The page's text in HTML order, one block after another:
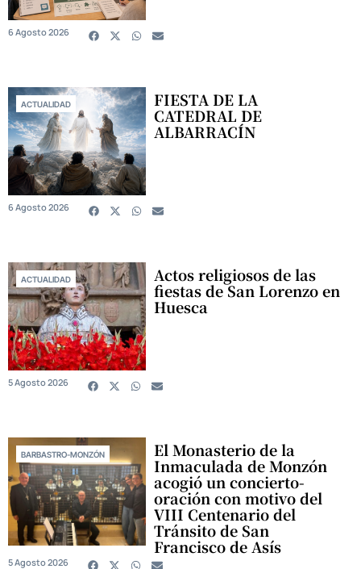
6 Agosto 2026
ACTUALIDAD FIESTA DE LA
CATEDRAL DE
ALBARRACÍN
6 Agosto 2026
ACTUALIDAD Actos religiosos de las
fiestas de San Lorenzo en
Huesca
5 Agosto 2026
BARBASTRO-MONZÓN El Monasterio de la
Inmaculada de Monzón
acogió un concierto-
oración con motivo del
VIII Centenario del
Tránsito de San
Francisco de Asís
5 Agosto 2026